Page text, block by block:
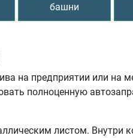
башни
на предприятии или на
полноценную
листом. Внутри